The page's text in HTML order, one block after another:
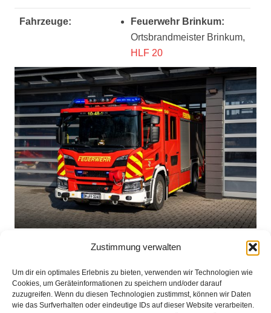
Zustimmung verwalten
Um dir ein optimales Erlebnis zu bieten, verwenden wir Technologien wie
Cookies, um Geräteinformationen zu speichern und/oder darauf
zuzugreifen. Wenn du diesen Technologien zustimmst, können wir Daten
wie das Surfverhalten oder eindeutige IDs auf dieser Website verarbeiten.
Fahrzeuge:
Feuerwehr Brinkum:
Ortsbrandmeister Brinkum,
HLF 20
Einsatzbericht:
Es liegt kein Einsatzbericht vor.